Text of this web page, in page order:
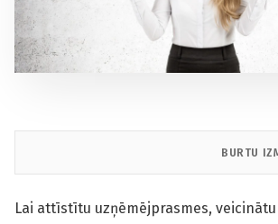
BURTU
Lai attīstītu uzņēmējprasmes,